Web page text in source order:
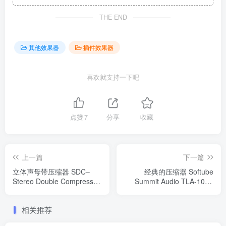
THE END
其他效果器 插件效果器
喜欢就支持一下吧
点赞7 分享 收藏
上一篇
立体声母带压缩器 SDC–
Stereo Double Compressor
下一篇
经典的压缩器 Softube
Summit Audio TLA-100A
相关推荐